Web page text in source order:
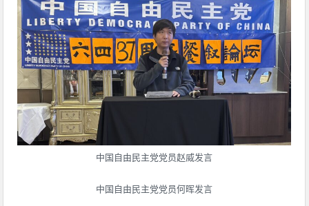
中国自由民主党党员赵威发言
中国自由民主党党员何晖发言